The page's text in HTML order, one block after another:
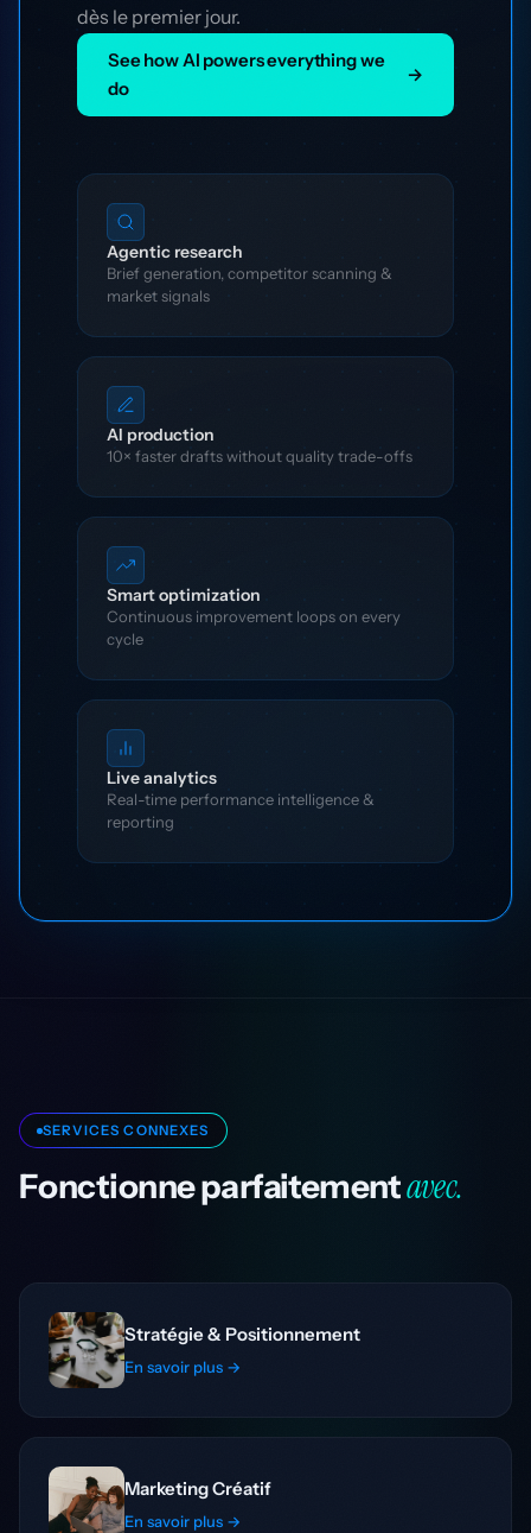
dès le premier jour.
See how AI powers everything we
do
→
Agentic research
Brief generation, competitor scanning &
market signals
AI production
10× faster drafts without quality trade-offs
Smart optimization
Continuous improvement loops on every
cycle
Live analytics
Real-time performance intelligence &
reporting
SERVICES CONNEXES
Fonctionne parfaitementavec.
Stratégie & Positionnement
En savoir plus →
Marketing Créatif
En savoir plus →